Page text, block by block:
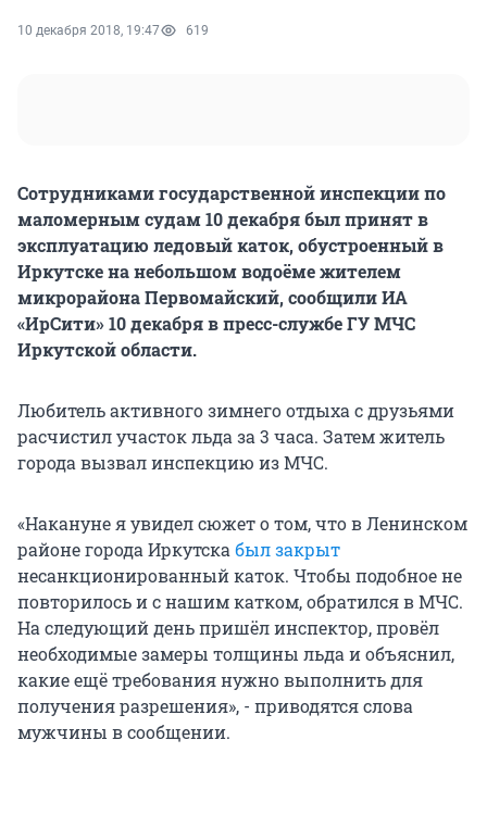
10 декабря 2018, 19:47 619
Сотрудниками государственной инспекции по
маломерным судам 10 декабря был принят в
эксплуатацию ледовый каток, обустроенный в
Иркутске на небольшом водоёме жителем
микрорайона Первомайский, сообщили ИА
«ИрСити» 10 декабря в пресс-службе ГУ МЧС
Иркутской области.
Любитель активного зимнего отдыха с друзьями
расчистил участок льда за 3 часа. Затем житель
города вызвал инспекцию из МЧС.
«Накануне я увидел сюжет о том, что в Ленинском
районе города Иркутска был закрыт
несанкционированный каток. Чтобы подобное не
повторилось и с нашим катком, обратился в МЧС.
На следующий день пришёл инспектор, провёл
необходимые замеры толщины льда и объяснил,
какие ещё требования нужно выполнить для
получения разрешения», - приводятся слова
мужчины в сообщении.